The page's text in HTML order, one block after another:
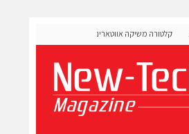
קלטורה משיקה אווטארים עם אינטליגנציה רגשית לתרגול